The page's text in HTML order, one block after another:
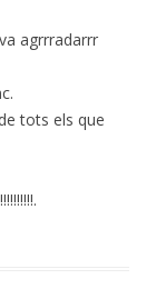
agrrradarrr
tots els que